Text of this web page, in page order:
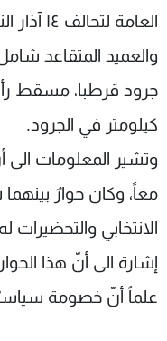
العامة
والعميد المتقاعد
كيلومتر في الجرود.
وتشير المعلومات
معاً، وكان حوارٌ
الانتخابي والتحضيرات
إشارة الى أنّ هذا
علماً أنّ خصومة
لاعلاناتكم